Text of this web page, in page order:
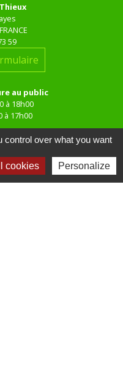
59
au public
à 18h00
à 17h00
control over what you want
cookies Personalize